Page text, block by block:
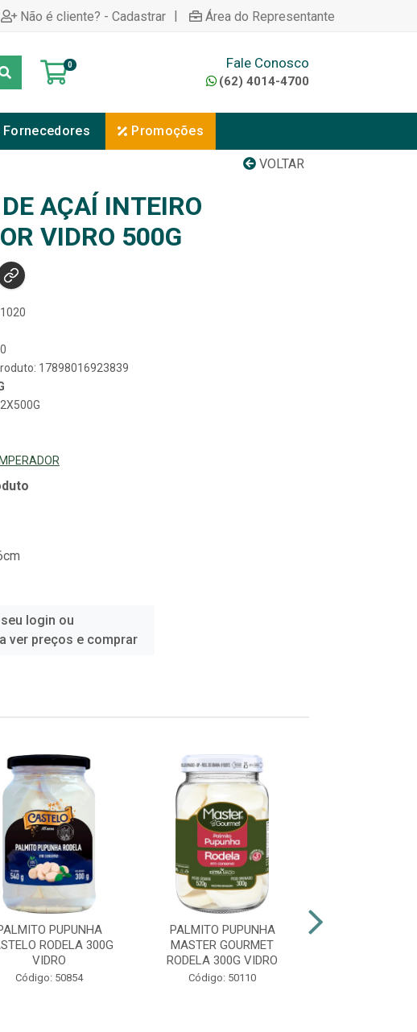
Não é cliente? - Cadastrar | Área do Representante
0 Fale Conosco
(62) 4014-4700
Fornecedores Promoções
VOLTAR
AÇAÍ INTEIRO
VIDRO 500G
17898016923839
login ou
ver preços e comprar
PUPUNHA
RODELA 300G
VIDRO
Código: 50854
PALMITO PUPUNHA
MASTER GOURMET
RODELA 300G VIDRO
Código: 50110